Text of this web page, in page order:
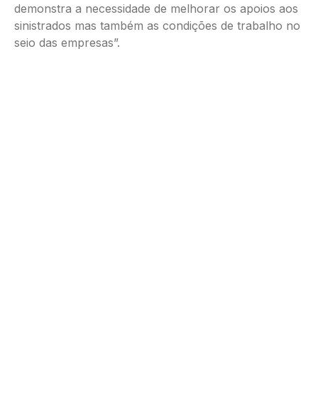
demonstra a necessidade de melhorar os apoios aos
sinistrados mas também as condições de trabalho no
seio das empresas”.